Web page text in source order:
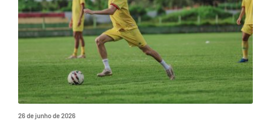
26 de junho de 2026